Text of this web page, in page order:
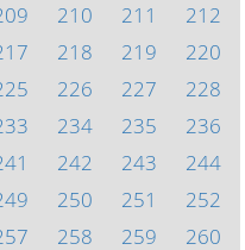
210 211
212
218 219
220
226 227
228
234 235
236
242 243
244
250 251
252
258 259
260